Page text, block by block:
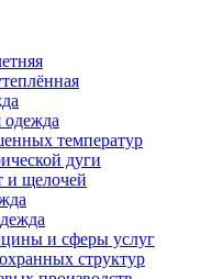
одежда
температур
дуги
и щелочей
и сферы услуг
структур